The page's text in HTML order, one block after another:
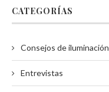
CATEGORÍAS
Consejos de iluminación
Entrevistas